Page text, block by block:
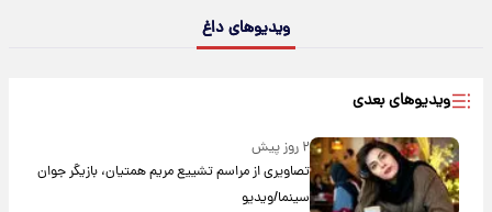
ویدیوهای داغ
ویدیوهای بعدی
۲ روز پیش
تصاویری از مراسم تشییع مریم همتیان، بازیگر جوان
سینما/ویدیو